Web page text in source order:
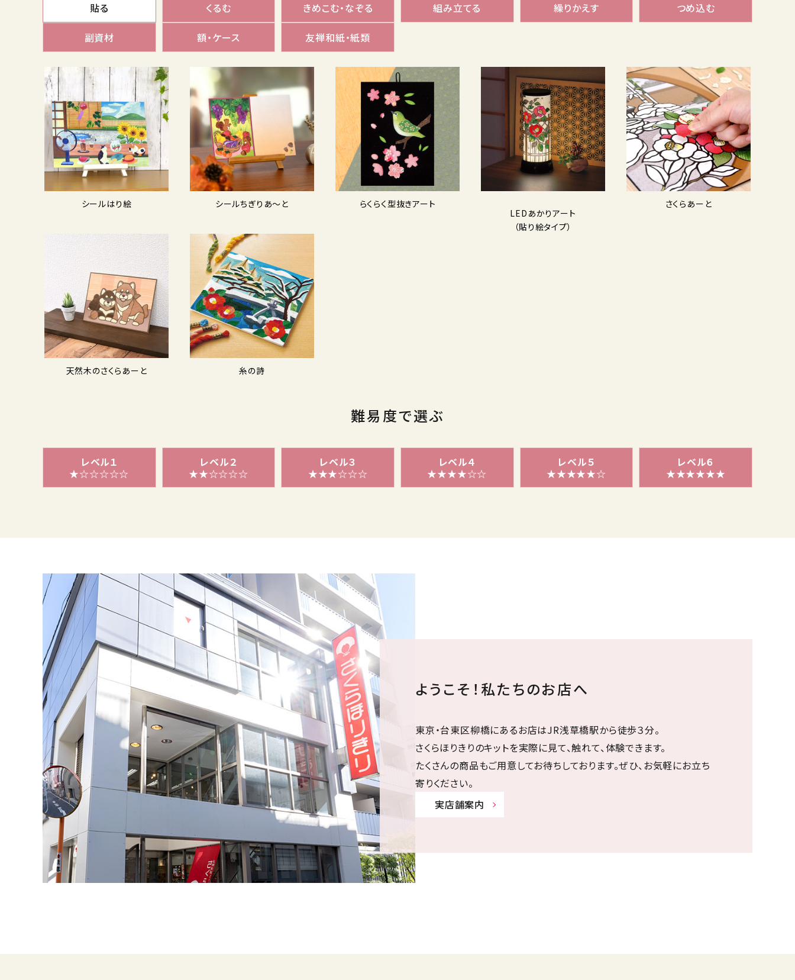
貼る くるむ きめこむ・なぞる 組み立てる 繰りかえす つめ込む
副資材 額・ケース 友禅和紙・紙類
シールはり絵 シールちぎりあ〜と
らくらく型抜きアート
LEDあかりアート
（貼り絵タイプ）
さくらあーと
天然木のさくらあーと 糸の詩
難易度で選ぶ
レベル１
★☆☆☆☆☆
レベル２
★★☆☆☆☆
レベル３
★★★☆☆☆
レベル４
★★★★☆☆
レベル５
★★★★★☆
レベル６
★★★★★★
ようこそ！私たちのお店へ
東京・台東区柳橋にあるお店はJR浅草橋駅から徒歩３分。
さくらほりきりのキットを実際に見て、触れて、体験できます。
たくさんの商品もご用意してお待ちしております。ぜひ、お気軽にお立ち
寄りください。
実店舗案内